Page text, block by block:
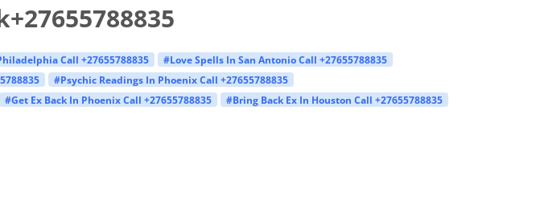
Call +27655788835
#Love Spells In San Antonio Call +27655788835
#Psychic Readings In Phoenix Call +27655788835
#Get Ex Back In Phoenix Call +27655788835 #Bring Back Ex In Houston Call +27655788835